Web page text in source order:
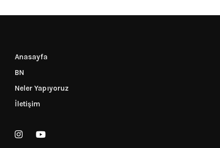
Anasayfa
BN
Neler Yapıyoruz
İletişim